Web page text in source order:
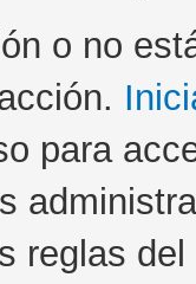
o no
para
reglas